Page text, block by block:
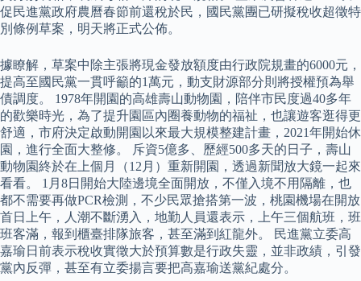
促民進黨政府農曆春節前還稅於民，國民黨團已研擬稅收超徵特
別條例草案，明天將正式公佈。
據瞭解，草案中除主張將現金發放額度由行政院規畫的6000元，
提高至國民黨一貫呼籲的1萬元，動支財源部分則將授權預為舉
債調度。 1978年開園的高雄壽山動物園，陪伴市民度過40多年
的歡樂時光，為了提升園區內圈養動物的福祉，也讓遊客逛得更
舒適，市府決定啟動開園以來最大規模整建計畫，2021年開始休
園，進行全面大整修。 斥資5億多、歷經500多天的日子，壽山
動物園終於在上個月（12月）重新開園，透過新聞放大鏡一起來
看看。 1月8日開始大陸邊境全面開放，不僅入境不用隔離，也
都不需要再做PCR檢測，不少民眾搶搭第一波，桃園機場在開放
首日上午，人潮不斷湧入，地勤人員還表示，上午三個航班，班
班客滿，報到櫃臺排隊旅客，甚至滿到紅龍外。 民進黨立委高
嘉瑜日前表示稅收實徵大於預算數是行政失靈，並非政績，引發
黨內反彈，甚至有立委揚言要把高嘉瑜送黨紀處分。